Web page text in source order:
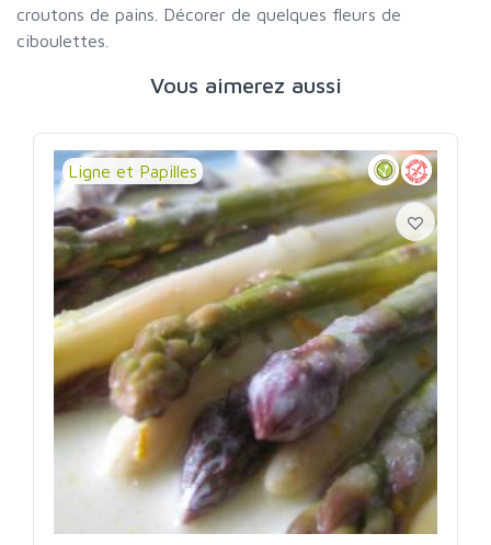
croutons de pains. Décorer de quelques fleurs de
ciboulettes.
Vous aimerez aussi
Ligne et Papilles